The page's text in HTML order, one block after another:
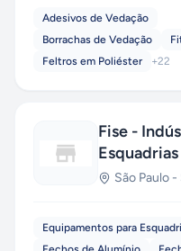
Adesivos de Vedação
Borrachas de Vedação
Feltros em Poliéster
+22
Fise -
Esquadrias
São Paulo -
Equipamentos para